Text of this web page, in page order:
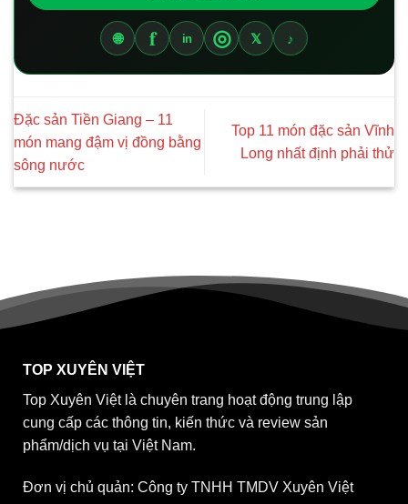
🌐 f in ◎ 𝕏 ♪
Đặc sản Tiền Giang – 11
món mang đậm vị đồng bằng
sông nước
Top 11 món đặc sản Vĩnh
Long nhất định phải thử
TOP XUYÊN VIỆT
Top Xuyên Việt là chuyên trang hoạt động trung lập
cung cấp các thông tin, kiến thức và review sản
phẩm/dịch vụ tại Việt Nam.
Đơn vị chủ quản: Công ty TNHH TMDV Xuyên Việt